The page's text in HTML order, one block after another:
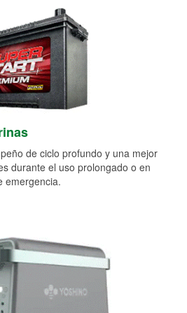
de ciclo profundo y una mejor
durante el uso prolongado o en
emergencia.